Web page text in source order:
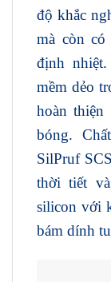
độ khắc
mà còn
định
mềm dẻo
hoàn
bóng.
SilPruf
thời tiết
silicon với
bám dính